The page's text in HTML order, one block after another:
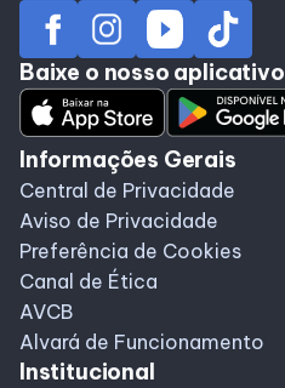
Baixe o nosso aplicativo
Informações Gerais
Central de Privacidade
Aviso de Privacidade
Preferência de Cookies
Canal de Ética
AVCB
Alvará de Funcionamento
Institucional